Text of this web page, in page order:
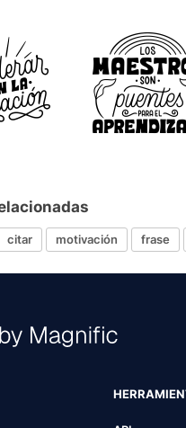
citar motivación frase